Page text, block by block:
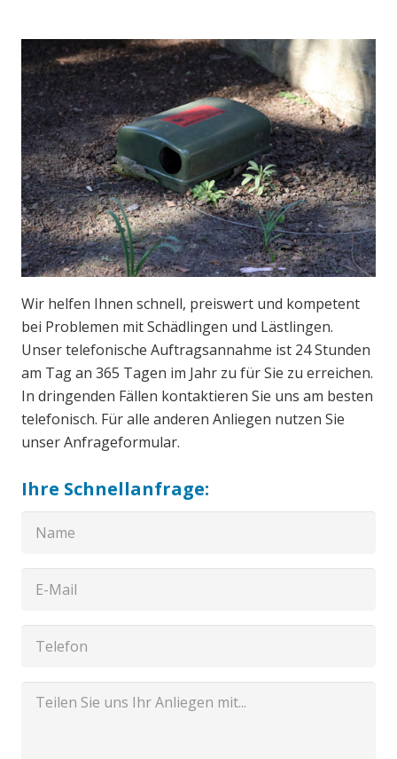
Wir helfen Ihnen schnell, preiswert und kompetent
bei Problemen mit Schädlingen und Lästlingen.
Unser telefonische Auftragsannahme ist 24 Stunden
am Tag an 365 Tagen im Jahr zu für Sie zu erreichen.
In dringenden Fällen kontaktieren Sie uns am besten
telefonisch. Für alle anderen Anliegen nutzen Sie
unser Anfrageformular.
Ihre Schnellanfrage: